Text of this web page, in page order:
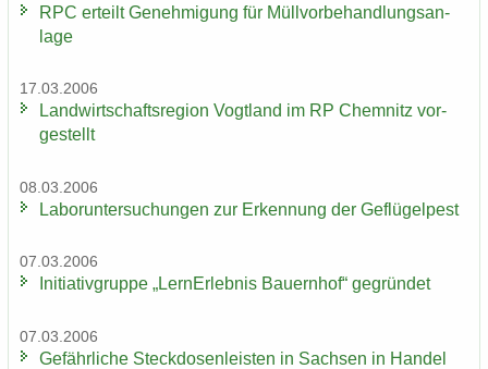
RPC er­teilt Ge­neh­mi­gung für Müll­vor­be­hand­lungs­an­
la­ge
17.03.2006
Land­wirt­schafts­re­gi­on Vogt­land im RP Chem­nitz vor­
ge­stellt
08.03.2006
La­bor­un­ter­su­chun­gen zur Er­ken­nung der Ge­flü­gel­pest
07.03.2006
In­itia­tiv­grup­pe „Lern­Erleb­nis Bau­ern­hof“ ge­grün­det
07.03.2006
Ge­fähr­li­che Steck­do­sen­leis­ten in Sach­sen in Han­del